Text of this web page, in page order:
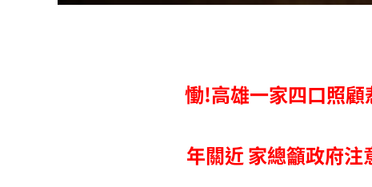
慟!高雄一家四口照顧
年關近 家總籲政府